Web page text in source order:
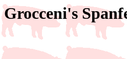
Grocceni's